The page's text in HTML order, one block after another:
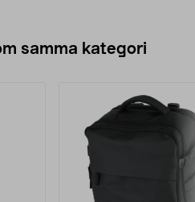
samma kategori